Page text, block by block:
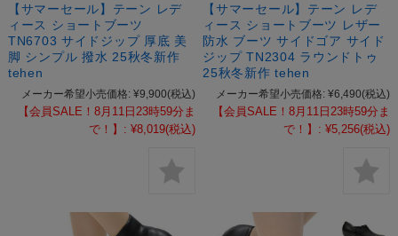
【サマーセール】テーン レデ
ィース ショートブーツ
TN6703 サイドジップ 厚底 美
脚 シンプル 撥水 25秋冬新作
tehen
メーカー希望小売価格: ¥9,900(税込)
【会員SALE！8月11日23時59分ま
で！】: ¥8,019(税込)
【サマーセール】テーン レデ
ィース ショートブーツ レザー
防水 ブーツ サイドゴア サイド
ジップ TN2304 ラウンドトゥ
25秋冬新作 tehen
メーカー希望小売価格: ¥6,490(税込)
【会員SALE！8月11日23時59分ま
で！】: ¥5,256(税込)